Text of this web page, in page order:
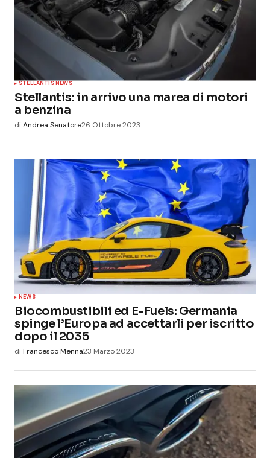
STELLANTIS NEWS
Stellantis: in arrivo una marea di motori
a benzina
di Andrea Senatore26 Ottobre 2023
NEWS
Biocombustibili ed E-Fuels: Germania
spinge l’Europa ad accettarli per iscritto
dopo il 2035
di Francesco Menna23 Marzo 2023